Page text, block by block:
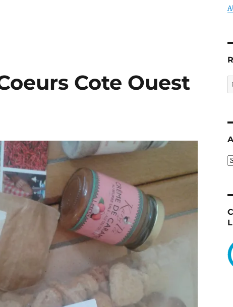
plaisirs des quatre dernières semaines, sur Instagram
Cote Ouest